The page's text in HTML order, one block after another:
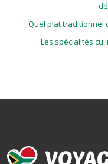
Quel plat traditionnel
Les spécialités